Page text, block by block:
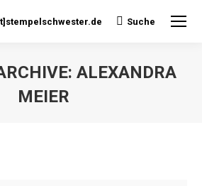
Search:
Suche
ALEXANDRA
MEIER